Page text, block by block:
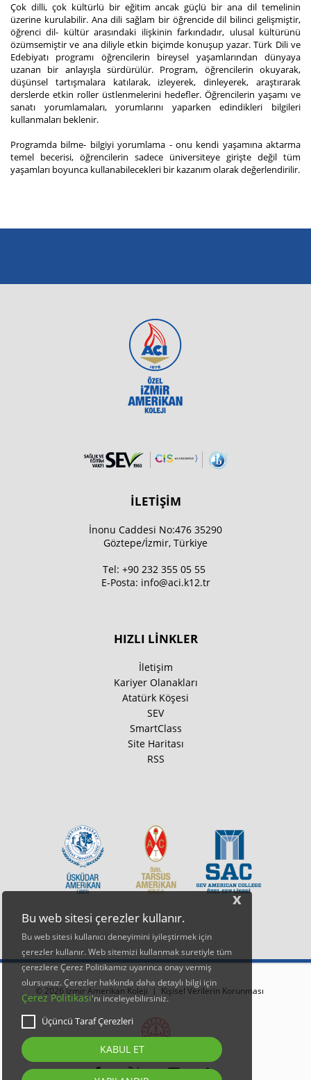
x
Bu web sitesi çerezler kullanır.
Bu web sitesi kullanıcı deneyimini iyileştirmek için
çerezler kullanır. Web sitemizi kullanmak suretiyle tüm
çerezlere Çerez Politikamız uyarınca onay vermiş
olursunuz. Çerezler hakkında daha detaylı bilgi için
Çerez Politikası'nı inceleyebilirsiniz.
Üçüncü Taraf Çerezleri
KABUL ET
Çok dilli, çok kültürlü bir eğitim ancak güçlü bir ana dil temelinin
üzerine kurulabilir. Ana dili sağlam bir öğrencide dil bilinci gelişmiştir,
öğrenci dil- kültür arasındaki ilişkinin farkındadır, ulusal kültürünü
özümsemiştir ve ana diliyle etkin biçimde konuşup yazar. Türk Dili ve
Edebiyatı programı öğrencilerin bireysel yaşamlarından dünyaya
uzanan bir anlayışla sürdürülür. Program, öğrencilerin okuyarak,
düşünsel tartışmalara katılarak, izleyerek, dinleyerek, araştırarak
derslerde etkin roller üstlenmelerini hedefler. Öğrencilerin yaşamı ve
sanatı yorumlamaları, yorumlarını yaparken edindikleri bilgileri
kullanmaları beklenir.
Programda bilme- bilgiyi yorumlama - onu kendi yaşamına aktarma
temel becerisi, öğrencilerin sadece üniversiteye girişte değil tüm
yaşamları boyunca kullanabilecekleri bir kazanım olarak değerlendirilir.
İLETİŞİM
İnonu Caddesi No:476 35290
Göztepe/İzmir, Türkiye
Tel: +90 232 355 05 55
E-Posta: info@aci.k12.tr
HIZLI LİNKLER
İletişim
Kariyer Olanakları
Atatürk Köşesi
SEV
SmartClass
Site Haritası
RSS
© 2026 İzmir Amerikan Koleji | Kişisel Verilerin Korunması